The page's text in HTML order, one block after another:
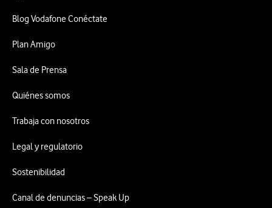
Blog Vodafone Conéctate
Plan Amigo
Sala de Prensa
Quiénes somos
Trabaja con nosotros
Legal y regulatorio
Sostenibilidad
Canal de denuncias – Speak Up